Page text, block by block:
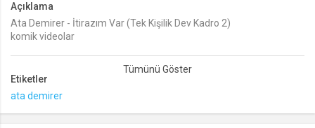
lang
Seçilen dil tercihini tutmak
Açıklama
Ata Demirer - İtirazım Var (Tek Kişilik Dev Kadro 2)
komik videolar
Etiketler
ata demirer